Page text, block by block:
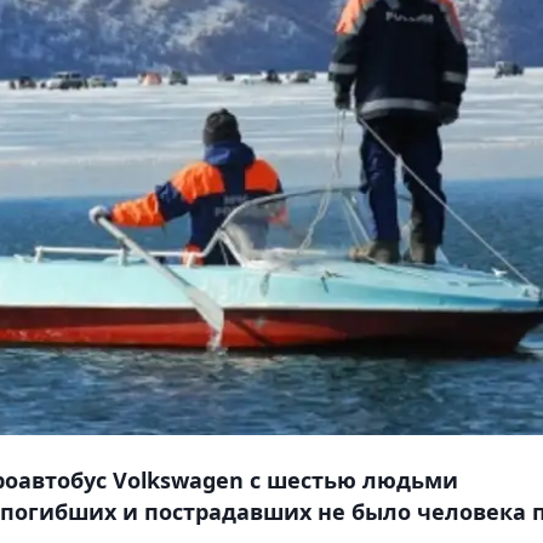
Volkswagen с шестью людьми
и пострадавших не было человека